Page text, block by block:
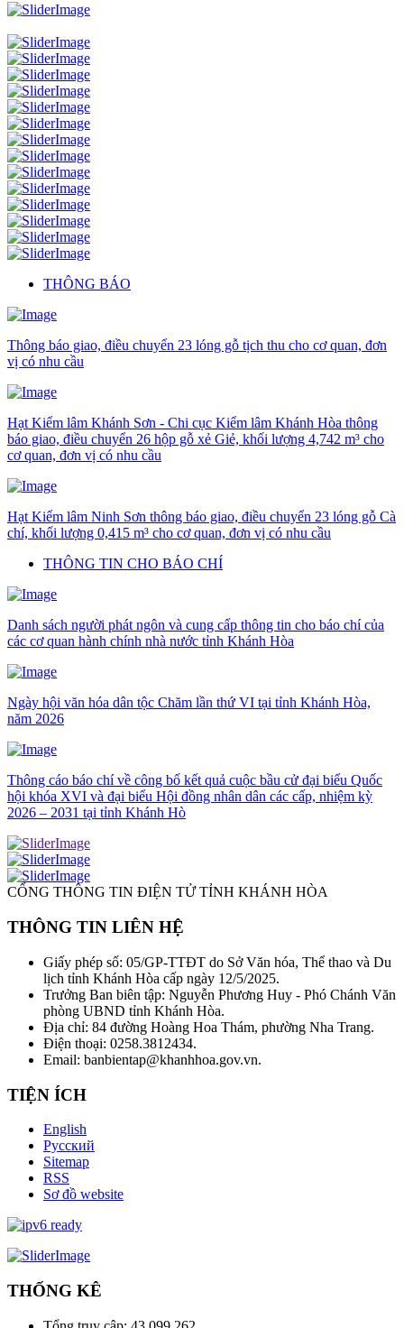
THÔNG BÁO
Thông báo giao, điều chuyển 23 lóng gỗ tịch thu cho cơ quan, đơn
vị có nhu cầu
Hạt Kiểm lâm Khánh Sơn - Chi cục Kiểm lâm Khánh Hòa thông
báo giao, điều chuyển 26 hộp gỗ xẻ Giẻ, khối lượng 4,742 m³ cho
cơ quan, đơn vị có nhu cầu
Hạt Kiểm lâm Ninh Sơn thông báo giao, điều chuyển 23 lóng gỗ Cà
chí, khối lượng 0,415 m³ cho cơ quan, đơn vị có nhu cầu
THÔNG TIN CHO BÁO CHÍ
Danh sách người phát ngôn và cung cấp thông tin cho báo chí của
các cơ quan hành chính nhà nước tỉnh Khánh Hòa
Ngày hội văn hóa dân tộc Chăm lần thứ VI tại tỉnh Khánh Hòa,
năm 2026
Thông cáo báo chí về công bố kết quả cuộc bầu cử đại biểu Quốc
hội khóa XVI và đại biểu Hội đồng nhân dân các cấp, nhiệm kỳ
2026 – 2031 tại tỉnh Khánh Hò
CỔNG THÔNG TIN ĐIỆN TỬ TỈNH KHÁNH HÒA
THÔNG TIN LIÊN HỆ
Giấy phép số: 05/GP-TTĐT do Sở Văn hóa, Thể thao và Du
lịch tỉnh Khánh Hòa cấp ngày 12/5/2025.
Trưởng Ban biên tập: Nguyễn Phương Huy - Phó Chánh Văn
phòng UBND tỉnh Khánh Hòa.
Địa chỉ: 84 đường Hoàng Hoa Thám, phường Nha Trang.
Điện thoại: 0258.3812434.
Email: banbientap@khanhhoa.gov.vn.
TIỆN ÍCH
English
Русский
Sitemap
RSS
Sơ đồ website
THỐNG KÊ